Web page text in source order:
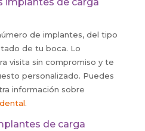
de implantes, del tipo
de tu boca. Lo
visita sin compromiso y te
personalizado. Puedes
información sobre
.
de carga